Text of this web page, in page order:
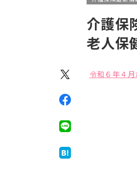
介護保
老人保
令和６年４